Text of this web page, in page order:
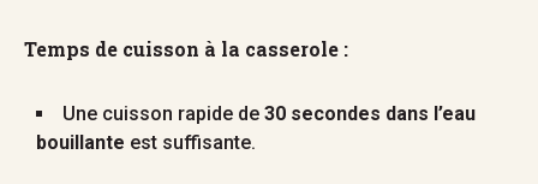
Temps de cuisson à la casserole :
Une cuisson rapide de 30 secondes dans l’eau
bouillante est suffisante.